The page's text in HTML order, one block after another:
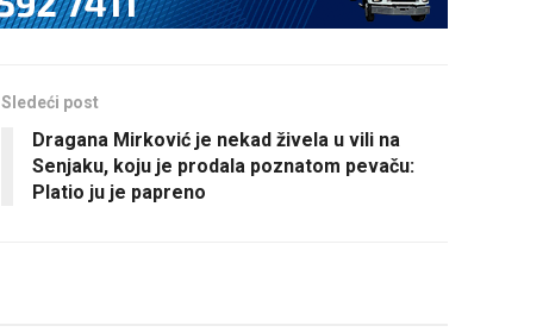
Sledeći post
Dragana Mirković je nekad živela u vili na
Senjaku, koju je prodala poznatom pevaču:
Platio ju je papreno